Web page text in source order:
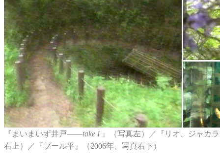
『まいまいず井戸――take I』（写真左）／『リオ、ジャカ
右上）／『プール平』（2006年、写真右下）